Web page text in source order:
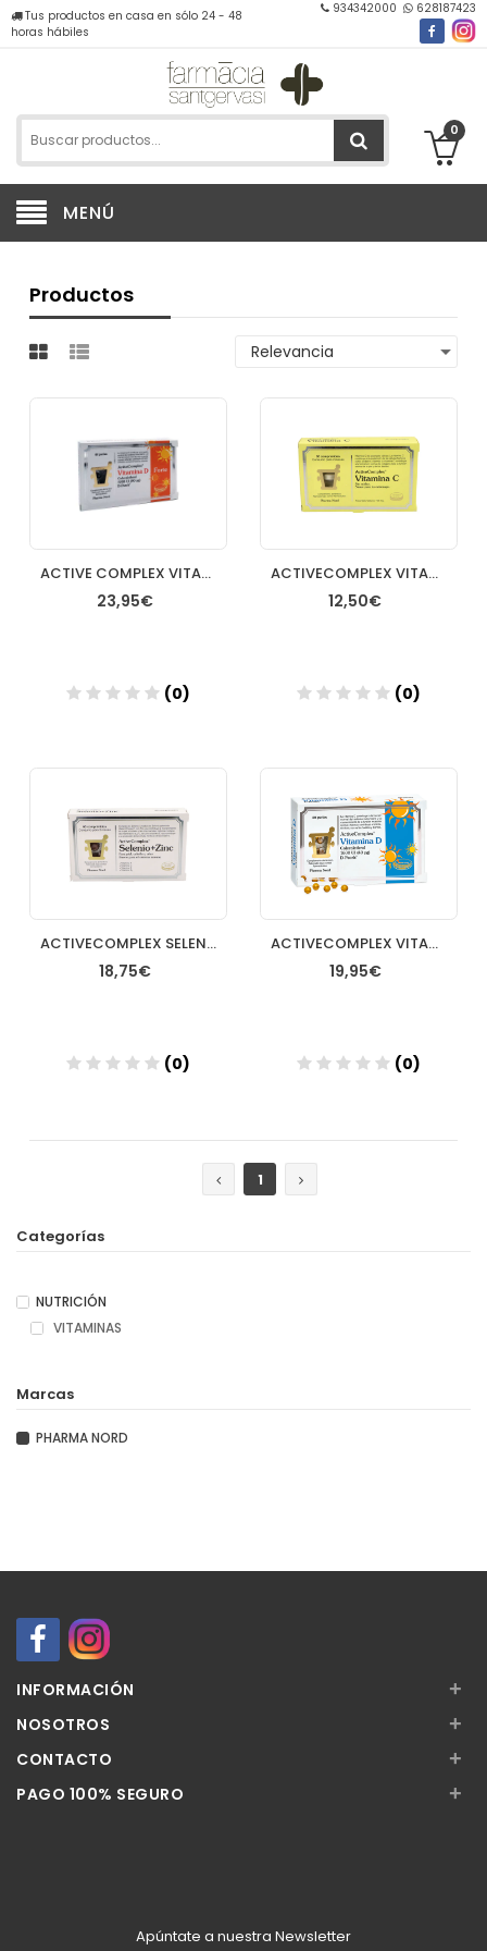
Tus productos en casa en sólo 24 - 48
horas hábiles
934342000 628187423
0
MENÚ
Productos
ACTIVE COMPLEX VITAMINA D FORTE 3200UI 80PERLAS
23,95€
(0)
ACTIVECOMPLEX VITAMINA C ASCORBATO CALCICO 60 COMPRIMIDOS
12,50€
(0)
ACTIVECOMPLEX SELENIO+ZINC 60 COM
18,75€
(0)
ACTIVECOMPLEX VITAMINA D 1600 UI 80 PERLAS
19,95€
(0)
1
Categorías
NUTRICIÓN
VITAMINAS
Marcas
PHARMA NORD
INFORMACIÓN +
NOSOTROS +
CONTACTO +
PAGO 100% SEGURO +
Apúntate a nuestra Newsletter